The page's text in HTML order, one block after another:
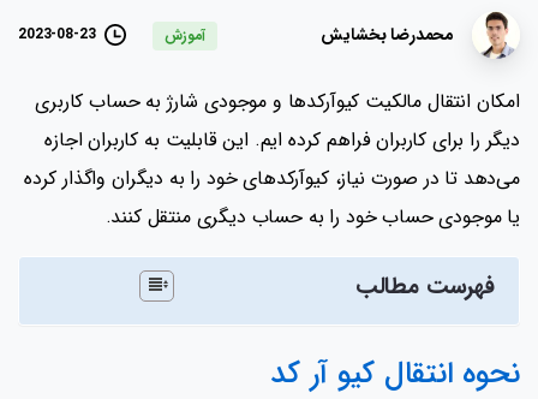
محمدرضا بخشایش آموزش 2023-08-23
امکان انتقال مالکیت کیوآرکدها و موجودی شارژ به حساب کاربری
دیگر را برای کاربران فراهم کرده ایم. این قابلیت به کاربران اجازه
می‌دهد تا در صورت نیاز، کیوآرکدهای خود را به دیگران واگذار کرده
یا موجودی حساب خود را به حساب دیگری منتقل کنند.
فهرست مطالب
نحوه انتقال کیو آر کد